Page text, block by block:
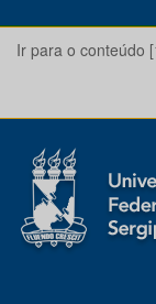
Ir para o conteúdo